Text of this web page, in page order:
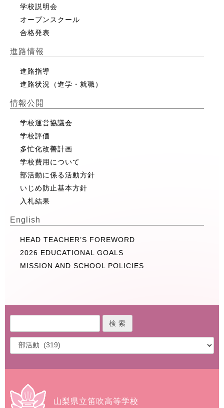
学校説明会
オープンスクール
合格発表
進路情報
進路指導
進路状況（進学・就職）
情報公開
学校運営協議会
学校評価
多忙化改善計画
学校費用について
部活動に係る活動方針
いじめ防止基本方針
入札結果
English
HEAD TEACHER’S FOREWORD
2026 EDUCATIONAL GOALS
MISSION AND SCHOOL POLICIES
山梨県立笛吹高等学校